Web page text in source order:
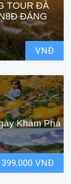
TOUR ĐÀ
ĐÁNG
VNĐ
Khám Phá
399.000 VNĐ